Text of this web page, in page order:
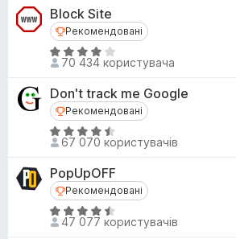
,
8
з
5
і
н
к
а
,
2
з
5
Block Site
Рекомендовані
Рекомендовані
О
ц
і
н
к
а
,
9
з
5
70 434 користувача
Don't track me Google
Рекомендовані
Рекомендовані
О
ц
і
н
к
а
67 070 користувачів
PopUpOFF
Рекомендовані
Рекомендовані
О
ц
47 077 користувачів